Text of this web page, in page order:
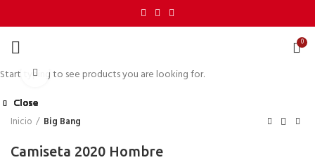
0
Click to enlarge
Inicio Big Bang
Camiseta 2020 Hombre
Close
Close
Close
Close
Close
Close
Close
Start typing to see products you are looking for.